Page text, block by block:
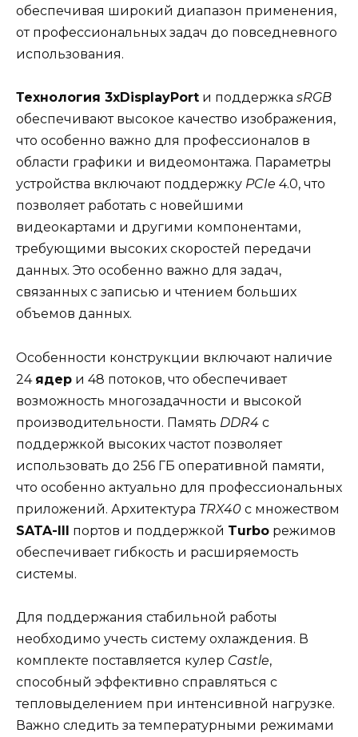
обеспечивая широкий диапазон применения,
от профессиональных задач до повседневного
использования.
Технология 3xDisplayPort и поддержка sRGB
обеспечивают высокое качество изображения,
что особенно важно для профессионалов в
области графики и видеомонтажа. Параметры
устройства включают поддержку PCIe 4.0, что
позволяет работать с новейшими
видеокартами и другими компонентами,
требующими высоких скоростей передачи
данных. Это особенно важно для задач,
связанных с записью и чтением больших
объемов данных.
Особенности конструкции включают наличие
24 ядер и 48 потоков, что обеспечивает
возможность многозадачности и высокой
производительности. Память DDR4 с
поддержкой высоких частот позволяет
использовать до 256 ГБ оперативной памяти,
что особенно актуально для профессиональных
приложений. Архитектура TRX40 с множеством
SATA-III портов и поддержкой Turbo режимов
обеспечивает гибкость и расширяемость
системы.
Для поддержания стабильной работы
необходимо учесть систему охлаждения. В
комплекте поставляется кулер Castle,
способный эффективно справляться с
тепловыделением при интенсивной нагрузке.
Важно следить за температурными режимами